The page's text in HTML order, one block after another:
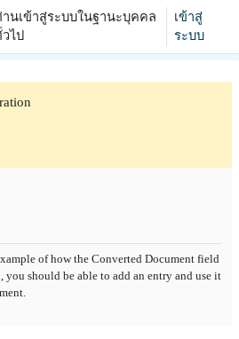
นเข้าสู่ระบบในฐานะบุคคล
ไป
เข้าสู่
ระบบ
of how the Converted Document field
you should be able to add an entry and use it